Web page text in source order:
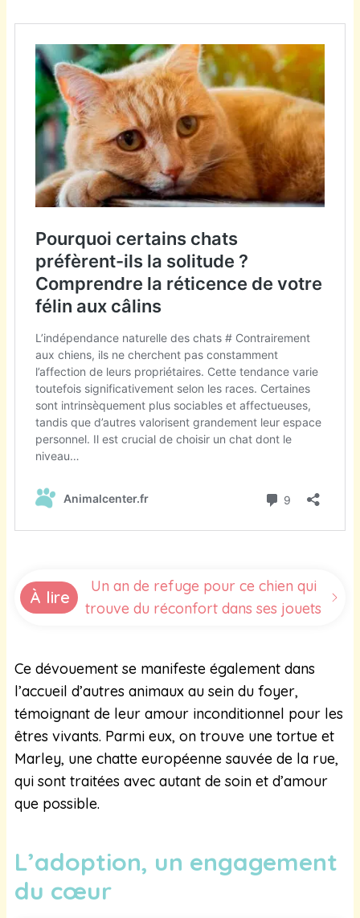
À lire
Un an de refuge pour ce chien qui
trouve du réconfort dans ses jouets
Ce dévouement se manifeste également dans
l’accueil d’autres animaux au sein du foyer,
témoignant de leur amour inconditionnel pour les
êtres vivants. Parmi eux, on trouve une tortue et
Marley, une chatte européenne sauvée de la rue,
qui sont traitées avec autant de soin et d’amour
que possible.
L’adoption, un engagement
du cœur